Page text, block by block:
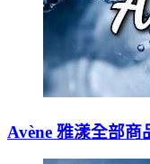
Avène 雅漾全部商